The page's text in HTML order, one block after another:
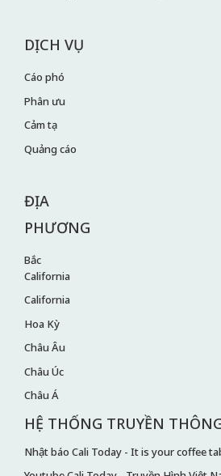
DỊCH VỤ
Cáo phó
Phân ưu
Cảm tạ
Quảng cáo
ĐỊA
PHƯƠNG
Bắc
California
California
Hoa Kỳ
Châu Âu
Châu Úc
Châu Á
HỆ THỐNG TRUYỀN
Nhật báo Cali Today - It is your coffee